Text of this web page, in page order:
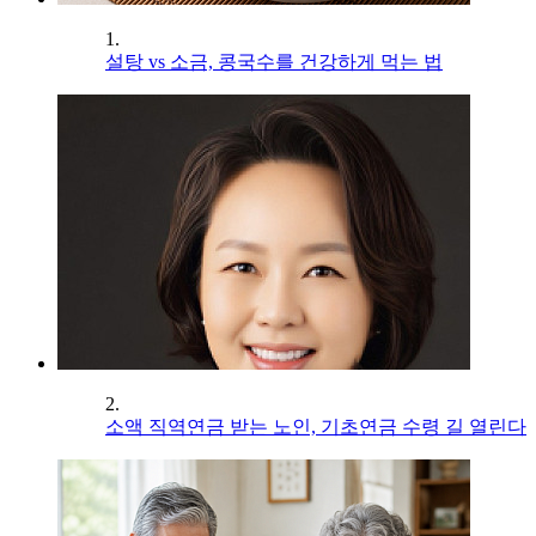
1.
설탕 vs 소금, 콩국수를 건강하게 먹는 법
2.
소액 직역연금 받는 노인, 기초연금 수령 길 열린다